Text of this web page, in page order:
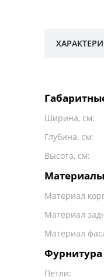
Ширина, см:
Глубина, см:
Высота, см:
Материалы
Материал
Материал
Материал
Фурнитура
Петли: